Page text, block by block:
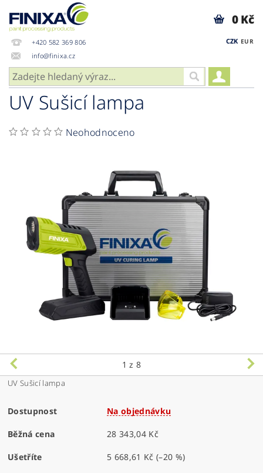
+420 582 369 806
info@finixa.cz
CZK EUR
0 Kč
UV Sušicí lampa
Neohodnoceno
1 z 8
UV Sušicí lampa
Dostupnost Na objednávku
Běžná cena 28 343,04 Kč
Ušetříte 5 668,61 Kč (–20 %)